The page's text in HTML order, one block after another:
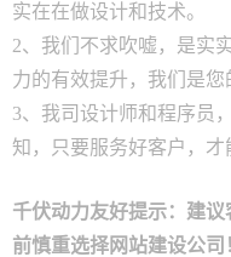
实在在做设计和技术。
2、我们不求吹嘘，是实
力的有效提升，我们是您
3、我司设计师和程序员
知，只要服务好客户，才
千伏动力友好提示：建
前慎重选择网站建设公司